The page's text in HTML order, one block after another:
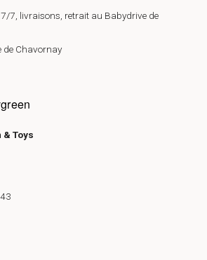
7, livraisons, retrait au Babydrive de
de Chavornay
Toys